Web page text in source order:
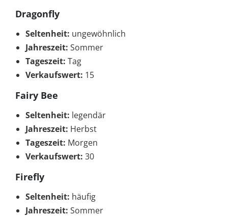
Dragonfly
Seltenheit: ungewöhnlich
Jahreszeit: Sommer
Tageszeit: Tag
Verkaufswert: 15
Fairy Bee
Seltenheit: legendär
Jahreszeit: Herbst
Tageszeit: Morgen
Verkaufswert: 30
Firefly
Seltenheit: häufig
Jahreszeit: Sommer